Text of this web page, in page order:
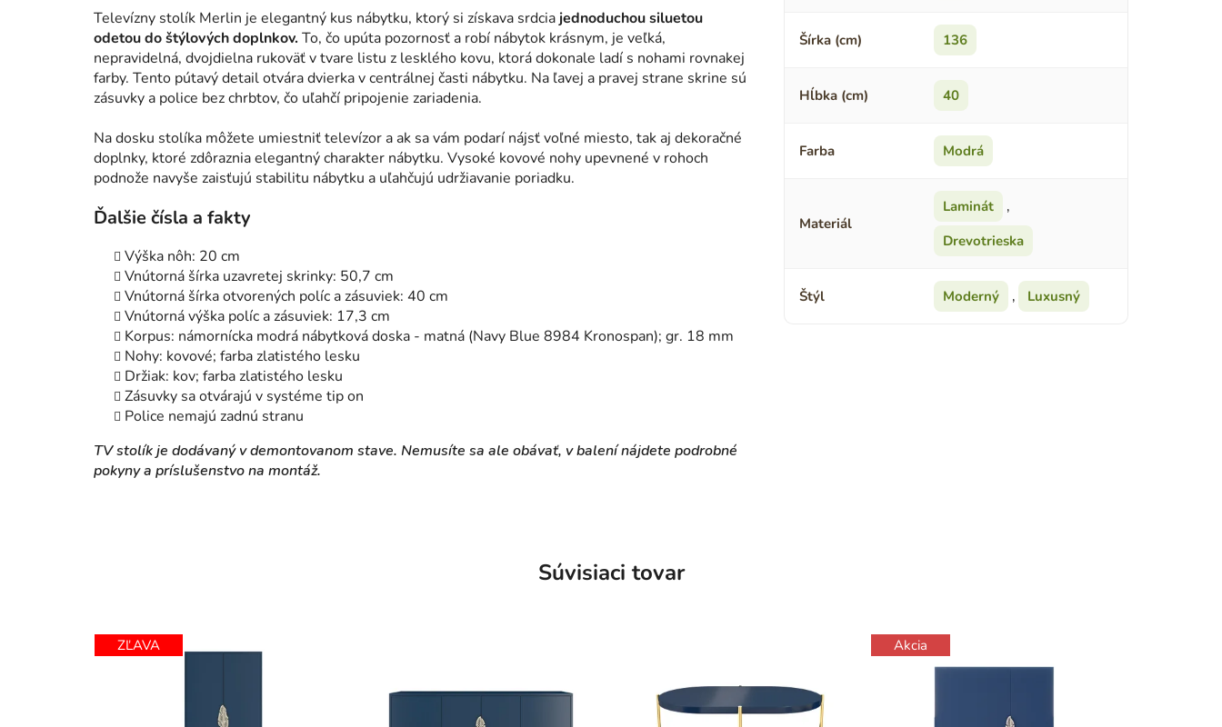
Televízny stolík Merlin je elegantný kus nábytku, ktorý si získava srdcia jednoduchou siluetou
odetou do štýlových doplnkov. To, čo upúta pozornosť a robí nábytok krásnym, je veľká,
nepravidelná, dvojdielna rukoväť v tvare listu z lesklého kovu, ktorá dokonale ladí s nohami rovnakej
farby. Tento pútavý detail otvára dvierka v centrálnej časti nábytku. Na ľavej a pravej strane skrine sú
zásuvky a police bez chrbtov, čo uľahčí pripojenie zariadenia.
Na dosku stolíka môžete umiestniť televízor a ak sa vám podarí nájsť voľné miesto, tak aj dekoračné
doplnky, ktoré zdôraznia elegantný charakter nábytku. Vysoké kovové nohy upevnené v rohoch
podnože navyše zaisťujú stabilitu nábytku a uľahčujú udržiavanie poriadku.
Ďalšie čísla a fakty
Výška nôh: 20 cm
Vnútorná šírka uzavretej skrinky: 50,7 cm
Vnútorná šírka otvorených políc a zásuviek: 40 cm
Vnútorná výška políc a zásuviek: 17,3 cm
Korpus: námornícka modrá nábytková doska - matná (Navy Blue 8984 Kronospan); gr. 18 mm
Nohy: kovové; farba zlatistého lesku
Držiak: kov; farba zlatistého lesku
Zásuvky sa otvárajú v systéme tip on
Police nemajú zadnú stranu
TV stolík je dodávaný v demontovanom stave. Nemusíte sa ale obávať, v balení nájdete podrobné
pokyny a príslušenstvo na montáž.
Šírka (cm) 136
Hĺbka (cm) 40
Farba Modrá
Materiál
Laminát
,
Drevotrieska
Štýl Moderný , Luxusný
Súvisiaci tovar
ZĽAVA Akcia